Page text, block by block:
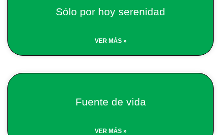
Sólo por hoy serenidad
VER MÁS »
Fuente de vida
VER MÁS »